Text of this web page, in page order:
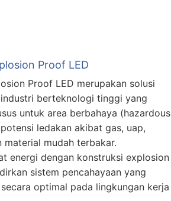
Proof LED
Proof LED merupakan solusi
berteknologi tinggi yang
untuk area berbahaya (hazardous
ledakan akibat gas, uap,
material mudah terbakar.
energi dengan konstruksi explosion
sistem pencahayaan yang
optimal pada lingkungan kerja